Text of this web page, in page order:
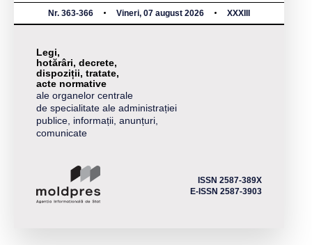
Nr. 363-366 Vineri, 07 august 2026 XXXIII
Legi,
hotărâri, decrete,
dispoziții, tratate,
acte normative
ale organelor centrale
de specialitate ale administrației
publice, informații, anunțuri,
comunicate
ISSN 2587-389X
E-ISSN 2587-3903